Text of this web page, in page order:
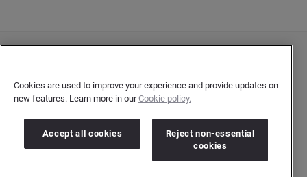
Umsatzsteuer-Identifikationsnummer: DE278408482
Cookies are used to improve your experience and provide updates on
new features. Learn more in ourCookie policy.
Accept all cookies
Reject non-essential
cookies